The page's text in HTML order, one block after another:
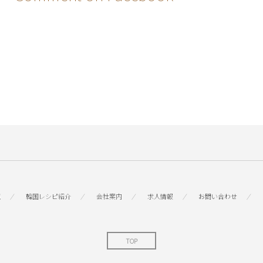
韓国レシピ紹介 会社案内 求人情報 お問い合わせ
TOP